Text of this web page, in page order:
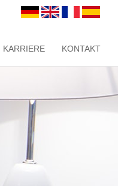
KARRIERE KONTAKT